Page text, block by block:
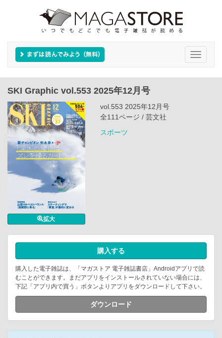
Toggle
SKI Graphic vol.553 2025年12月号
拡大
vol.553 2025年12月号
全111ページ / 芸文社
スポーツ
購入する
購入した電子雑誌は、「マガストア 電子雑誌書店」Androidアプリで読
むことができます。まだアプリをインストールされていない場合には、
下記「アプリ内で買う」ボタンよりアプリをダウンロードして下さい。
ダウンロード